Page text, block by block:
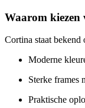
Waarom
Cortina staat bekend
Moderne
Sterke frames
Praktische